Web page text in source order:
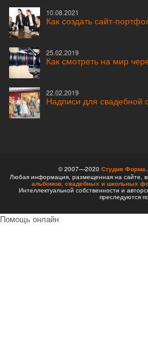
10.08.2021
Как создать сайт-
25.02.2019
Как смотреть на мир
22.02.2019
Надписи для свадебной
© 2007—2020 Студия Форма
Любая информация, размещенная на сайте,
альбомов, свадебных и школьных
Интеллектуальной собственности и
преследуются
Помощь онлайн